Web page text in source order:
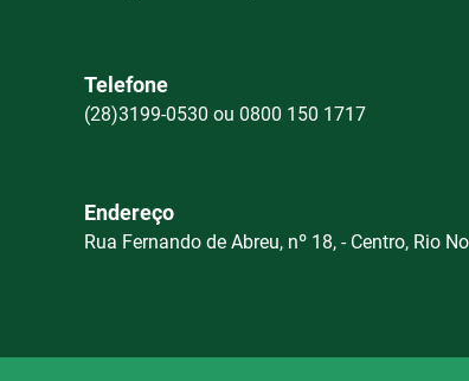
Telefone
(28)3199-0530 ou 0800 150 1717
Endereço
Rua Fernando de Abreu, nº 18, - Centro, Rio